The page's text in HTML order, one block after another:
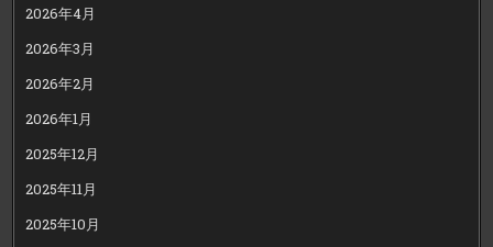
2026年4月
2026年3月
2026年2月
2026年1月
2025年12月
2025年11月
2025年10月